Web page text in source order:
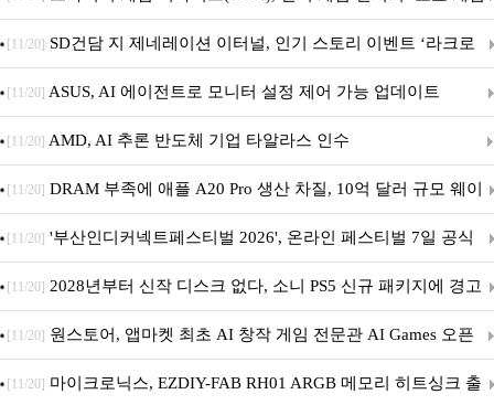
던전 13’ 참가!
[11/20] SD건담 지 제네레이션 이터널, 인기 스토리 이벤트 ‘라크로
아의 용사’ 재개최 및 풍성한 기념 이벤트 실시!
[11/20] ASUS, AI 에이전트로 모니터 설정 제어 가능 업데이트
[11/20] AMD, AI 추론 반도체 기업 타알라스 인수
[11/20] DRAM 부족에 애플 A20 Pro 생산 차질, 10억 달러 규모 웨이
퍼 대기
[11/20] '부산인디커넥트페스티벌 2026', 온라인 페스티벌 7일 공식
개막... 22일간 진행
[11/20] 2028년부터 신작 디스크 없다, 소니 PS5 신규 패키지에 경고
문 추가
[11/20] 원스토어, 앱마켓 최초 AI 창작 게임 전문관 AI Games 오픈
[11/20] 마이크로닉스, EZDIY-FAB RH01 ARGB 메모리 히트싱크 출